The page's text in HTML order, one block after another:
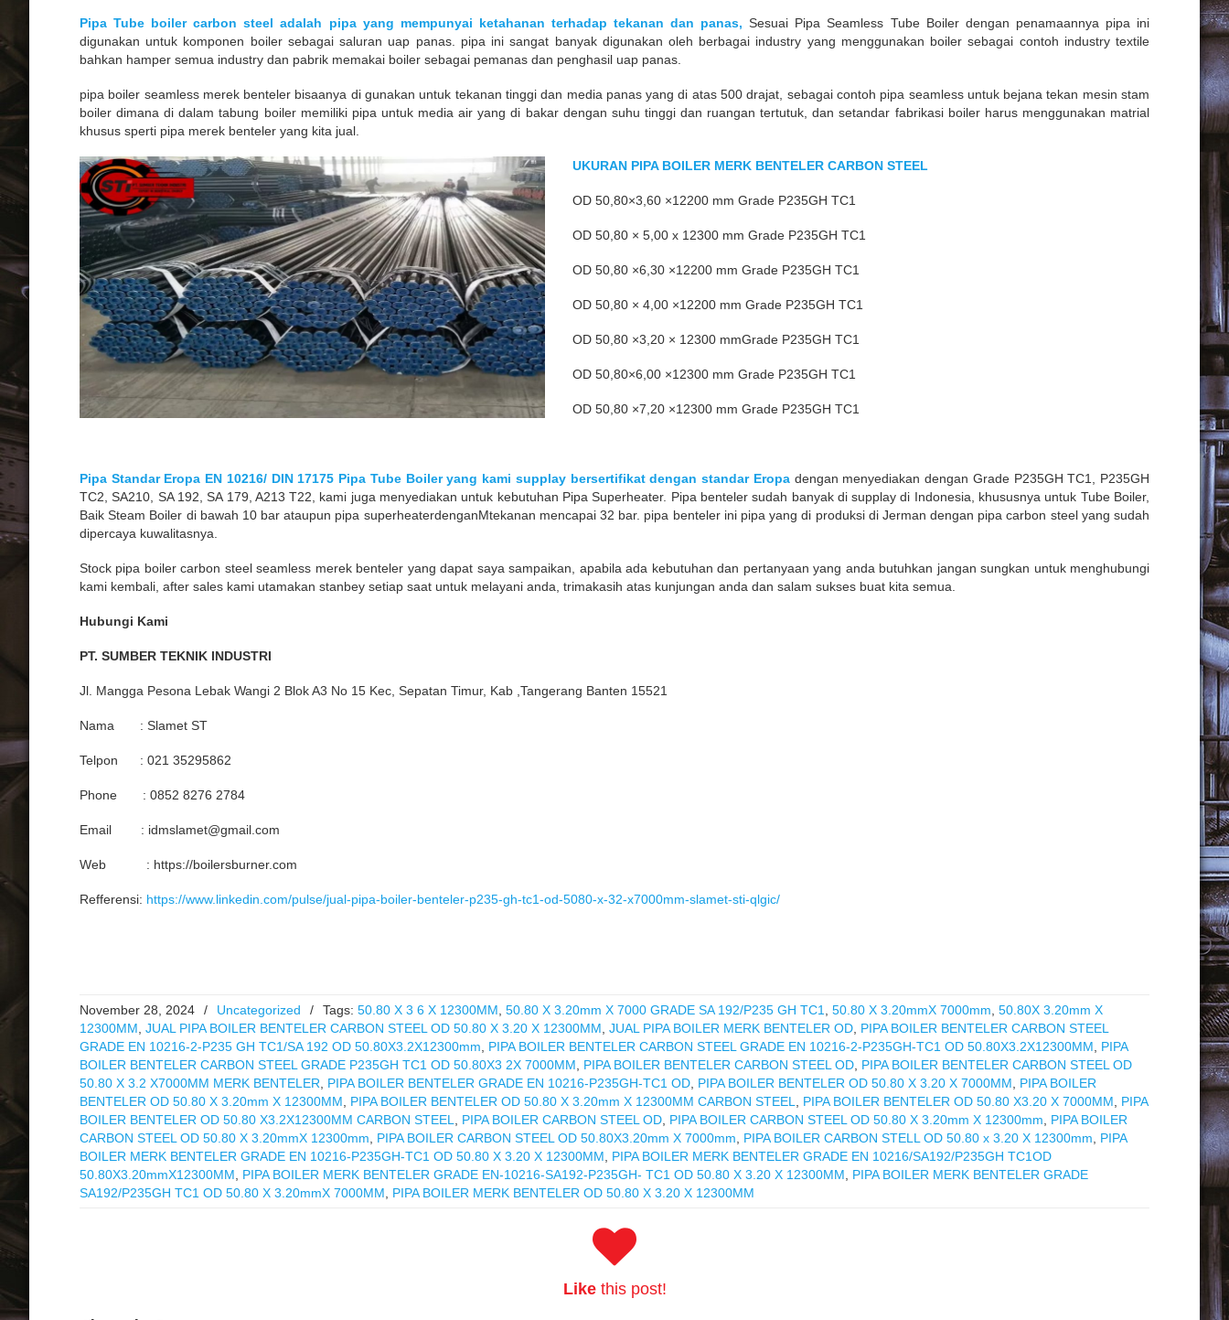
Pipa Tube boiler carbon steel adalah pipa yang mempunyai ketahanan terhadap tekanan dan panas, Sesuai Pipa Seamless Tube Boiler dengan penamaannya pipa ini
digunakan untuk komponen boiler sebagai saluran uap panas. pipa ini sangat banyak digunakan oleh berbagai industry yang menggunakan boiler sebagai contoh industry textile
bahkan hamper semua industry dan pabrik memakai boiler sebagai pemanas dan penghasil uap panas.
pipa boiler seamless merek benteler bisaanya di gunakan untuk tekanan tinggi dan media panas yang di atas 500 drajat, sebagai contoh pipa seamless untuk bejana tekan mesin stam
boiler dimana di dalam tabung boiler memiliki pipa untuk media air yang di bakar dengan suhu tinggi dan ruangan tertutuk, dan setandar fabrikasi boiler harus menggunakan matrial
khusus sperti pipa merek benteler yang kita jual.
UKURAN PIPA BOILER MERK BENTELER CARBON STEEL
OD 50,80×3,60 ×12200 mm Grade P235GH TC1
OD 50,80 × 5,00 x 12300 mm Grade P235GH TC1
OD 50,80 ×6,30 ×12200 mm Grade P235GH TC1
OD 50,80 × 4,00 ×12200 mm Grade P235GH TC1
OD 50,80 ×3,20 × 12300 mmGrade P235GH TC1
OD 50,80×6,00 ×12300 mm Grade P235GH TC1
OD 50,80 ×7,20 ×12300 mm Grade P235GH TC1
Pipa Standar Eropa EN 10216/ DIN 17175 Pipa Tube Boiler yang kami supplay bersertifikat dengan standar Eropadengan menyediakan dengan Grade P235GH TC1, P235GH
TC2, SA210, SA 192, SA 179, A213 T22, kami juga menyediakan untuk kebutuhan Pipa Superheater. Pipa benteler sudah banyak di supplay di Indonesia, khususnya untuk Tube Boiler,
Baik Steam Boiler di bawah 10 bar ataupun pipa superheaterdenganMtekanan mencapai 32 bar. pipa benteler ini pipa yang di produksi di Jerman dengan pipa carbon steel yang sudah
dipercaya kuwalitasnya.
Stock pipa boiler carbon steel seamless merek benteler yang dapat saya sampaikan, apabila ada kebutuhan dan pertanyaan yang anda butuhkan jangan sungkan untuk menghubungi
kami kembali, after sales kami utamakan stanbey setiap saat untuk melayani anda, trimakasih atas kunjungan anda dan salam sukses buat kita semua.
Hubungi Kami
PT. SUMBER TEKNIK INDUSTRI
Jl. Mangga Pesona Lebak Wangi 2 Blok A3 No 15 Kec, Sepatan Timur, Kab ,Tangerang Banten 15521
Nama : Slamet ST
Telpon : 021 35295862
Phone : 0852 8276 2784
Email : idmslamet@gmail.com
Web : https://boilersburner.com
Refferensi: https://www.linkedin.com/pulse/jual-pipa-boiler-benteler-p235-gh-tc1-od-5080-x-32-x7000mm-slamet-sti-qlgic/
November 28, 2024 / Uncategorized / Tags: 50.80 X 3 6 X 12300MM 50.80 X 3.20mm X 7000 GRADE SA 192/P235 GH TC1 50.80 X 3.20mmX 7000mm 50.80X 3.20mm X
12300MM JUAL PIPA BOILER BENTELER CARBON STEEL OD 50.80 X 3.20 X 12300MM JUAL PIPA BOILER MERK BENTELER OD PIPA BOILER BENTELER CARBON STEEL
GRADE EN 10216-2-P235 GH TC1/SA 192 OD 50.80X3.2X12300mm
PIPA BOILER BENTELER CARBON STEEL GRADE EN 10216-2-P235GH-TC1 OD 50.80X3.2X12300MM
PIPA
BOILER BENTELER CARBON STEEL GRADE P235GH TC1 OD 50.80X3 2X 7000MM
PIPA BOILER BENTELER CARBON STEEL OD PIPA BOILER BENTELER CARBON STEEL OD
50.80 X 3.2 X7000MM MERK BENTELER
PIPA BOILER BENTELER GRADE EN 10216-P235GH-TC1 OD PIPA BOILER BENTELER OD 50.80 X 3.20 X 7000MM
PIPA BOILER
BENTELER OD 50.80 X 3.20mm X 12300MM
PIPA BOILER BENTELER OD 50.80 X 3.20mm X 12300MM CARBON STEEL PIPA BOILER BENTELER OD 50.80 X3.20 X 7000MM
PIPA
BOILER BENTELER OD 50.80 X3.2X12300MM CARBON STEEL
PIPA BOILER CARBON STEEL OD PIPA BOILER CARBON STEEL OD 50.80 X 3.20mm X 12300mm
PIPA BOILER
CARBON STEEL OD 50.80 X 3.20mmX 12300mm
PIPA BOILER CARBON STEEL OD 50.80X3.20mm X 7000mm PIPA BOILER CARBON STELL OD 50.80 x 3.20 X 12300mm
PIPA
BOILER MERK BENTELER GRADE EN 10216-P235GH-TC1 OD 50.80 X 3.20 X 12300MM
PIPA BOILER MERK BENTELER GRADE EN 10216/SA192/P235GH TC1OD
50.80X3.20mmX12300MM
PIPA BOILER MERK BENTELER GRADE EN-10216-SA192-P235GH- TC1 OD 50.80 X 3.20 X 12300MM
PIPA BOILER MERK BENTELER GRADE
SA192/P235GH TC1 OD 50.80 X 3.20mmX 7000MM
PIPA BOILER MERK BENTELER OD 50.80 X 3.20 X 12300MM
Likethis post!